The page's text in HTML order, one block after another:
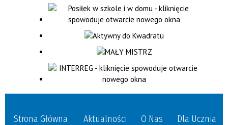
Strona Główna Aktualności O Nas Dla Ucznia